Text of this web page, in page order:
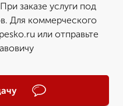
заказе услуги под
Для коммерческого
или отправьте